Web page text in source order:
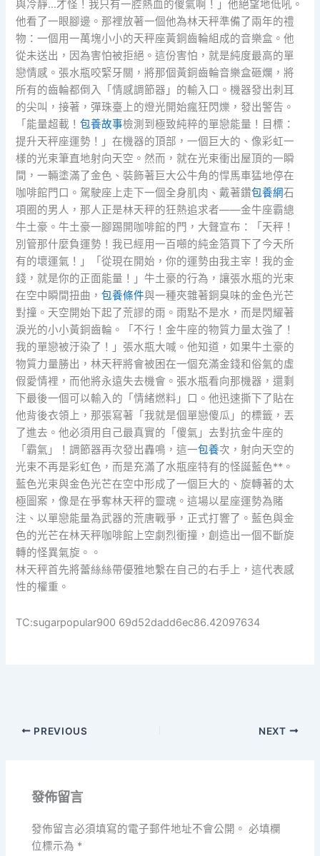
與冷靜…才怪！我只有一腔熱血的傻氣啊！」他絕望地低吼。
他看了一眼腳邊。那裡放著一個他為林天秤準備了兩年的禮
物：一個用一萬塊小小的天秤座黃銅齒輪組成的音樂盒。他
從未送出，因為害怕被拒絕。這份害怕，就是純度最高的單
戀情感。張水瓶咬緊牙關，將那個黃銅齒輪音樂盒砸爛，將
所有的齒輪都倒入「情感調節器」的輸入口。機器發出刺耳
的尖叫，接著，彈珠臺上的燈光開始瘋狂閃爍，發出警告。
「能量超載！包養故事檢測到極致純粹的單戀能量！目標：
提升天秤座運勢！」在機器的頂部，一個巨大的、像彩虹一
樣的光束筆直地射向天空。然而，就在光束衝出屋頂的一瞬
間，一輛塗滿了金色、裝飾著巨大公牛角的悍馬車猛地停在
咖啡館門口。駕駛座上走下一個全身肌肉、戴著鑽包養網石
項圈的男人，那人正是林天秤的狂熱追求者——金牛座霸總
牛土豪。牛土豪一腳踢開咖啡館的門，大聲宣布：「天秤！
別管那什麼負運勢！我已經用一百噸的純金箔買下了今天所
有的壞運氣！」「從現在開始，你的運勢由我主宰！我的金
錢，就是你的正面能量！」牛土豪的行為，讓張水瓶的光束
在空中瞬間扭曲，包養條件與一種夾雜著銅臭味的金色光芒
對撞。天空開始下起了荒謬的雨。雨點不是水，而是閃耀著
淚光的小小黃銅齒輪。「不行！金牛座的物質力量太強了！
我的單戀被汙染了！」張水瓶大喊。他知道，如果牛土豪的
物質力量勝出，林天秤將會被困在一個充滿金錢和俗氣的虛
假愛情裡，而他將永遠失去機會。張水瓶看向那機器，還剩
下最後一個可以輸入的「情緒燃料」口。他迅速撕下了貼在
他背後衣領上，那張寫著「我就是個單戀傻瓜」的標籤，丟
了進去。他必須用自己最真實的「傻氣」去對抗金牛座的
「霸氣」！調節器再次發出轟鳴，這一包養次，射向天空的
光束不再是彩虹色，而是充滿了水瓶座特有的怪誕藍色**。
藍色光束與金色光芒在空中形成了一個巨大的、旋轉著的太
極圖案，像是在爭奪林天秤的靈魂。這場以星座運勢為賭
注、以單戀能量為武器的荒唐戰爭，正式打響了。藍色與金
色的光芒在林天秤咖啡館上空劇烈衝撞，創造出一個不斷旋
轉的怪異氣旋。。
林天秤首先將蕾絲絲帶優雅地繫在自己的右手上，這代表感
性的權重。
TC:sugarpopular900 69d52dadd6ec86.42097634
PREVIOUS NEXT
發佈留言
發佈留言必須填寫的電子郵件地址不會公開。 必填欄
位標示為 *